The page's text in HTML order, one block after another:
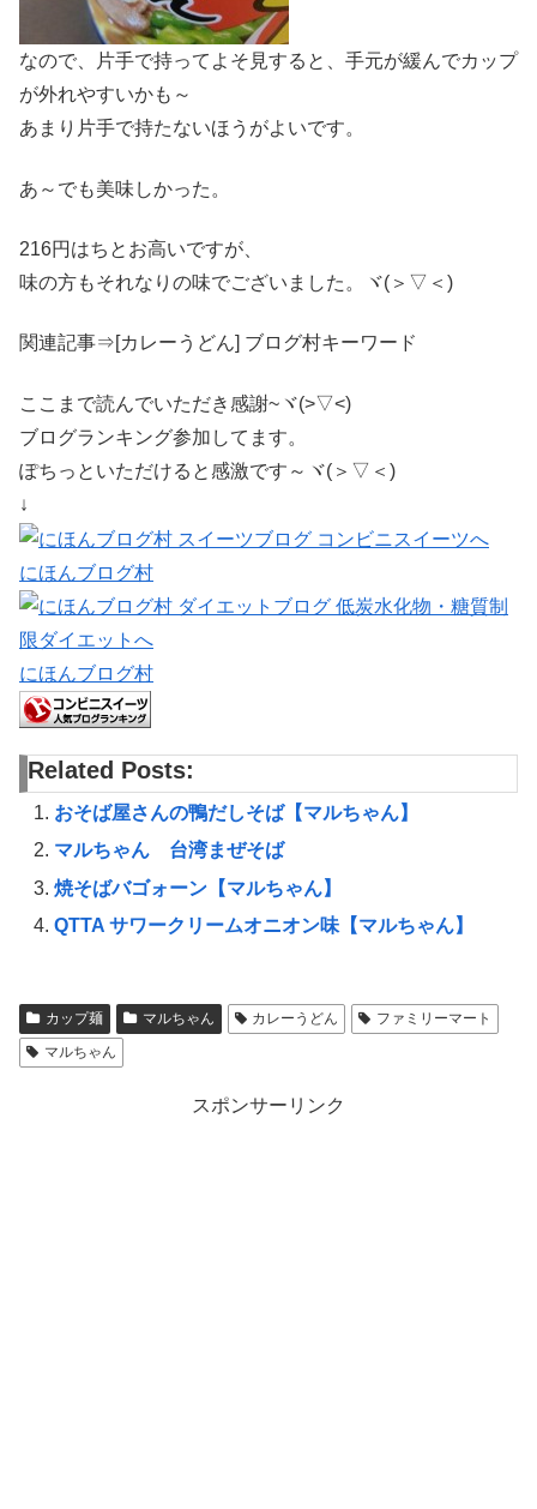
なので、片手で持ってよそ見すると、手元が緩んでカップ
が外れやすいかも～
あまり片手で持たないほうがよいです。
あ～でも美味しかった。
216円はちとお高いですが、
味の方もそれなりの味でございました。ヾ(＞▽＜)
関連記事⇒[カレーうどん] ブログ村キーワード
ここまで読んでいただき感謝~ヾ(>▽<)
ブログランキング参加してます。
ぽちっといただけると感激です～ヾ(＞▽＜)
↓
にほんブログ村
にほんブログ村
Related Posts:
おそば屋さんの鴨だしそば【マルちゃん】
マルちゃん 台湾まぜそば
焼そばバゴォーン【マルちゃん】
QTTA サワークリームオニオン味【マルちゃん】
カップ麺 マルちゃん カレーうどん
ファミリーマート
マルちゃん
スポンサーリンク